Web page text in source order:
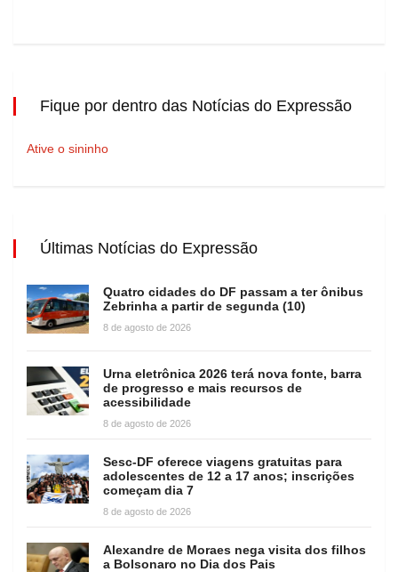
Fique por dentro das Notícias do Expressão
Ative o sininho
Últimas Notícias do Expressão
Quatro cidades do DF passam a ter ônibus
Zebrinha a partir de segunda (10)
8 de agosto de 2026
Urna eletrônica 2026 terá nova fonte, barra
de progresso e mais recursos de
acessibilidade
8 de agosto de 2026
Sesc-DF oferece viagens gratuitas para
adolescentes de 12 a 17 anos; inscrições
começam dia 7
8 de agosto de 2026
Alexandre de Moraes nega visita dos filhos
a Bolsonaro no Dia dos Pais